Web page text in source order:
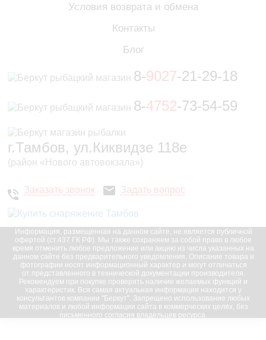
Условия возврата и обмена
Контакты
Блог
8-9027-21-29-18
8-4752-73-54-59
г.Тамбов, ул.Киквидзе 118е
(район «Нового автовокзала»)
Заказать звонок Задать вопрос
Информация, размещенная на данном сайте, не является публичной
офертой (ст.437 ГК РФ). Мы также сохраняем за собой право в любое
время отменить любое предложение или акцию из числа указанных на
данном сайте без предварительного уведомления. Описание товара и
фотографии носят информационный характер и могут отличаться
от представленного в технической документации производителя.
Рекомендуем при покупке проверять наличие желаемых функций и
характеристик. Вся самая актуальная информация находится у
консультантов компании "Беркут". Запрещено использование любых
материалов и любой информации сайта в коммерческих целях, без
письменного согласия владельцев ресурса.